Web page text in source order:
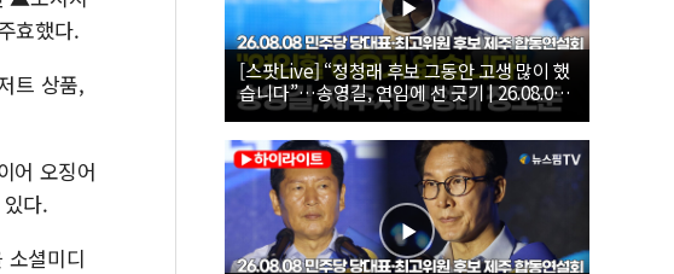
효했다.
트 상품,
어 오징어
다.
소셜미디
[스팟Live] “정청래 후보 그동안 고생 많이 했
습니다”…송영길, 연임에 선 긋기 | 26.08.08
더불어민주당 당대표·최고위원 후보 제주 합
동연설회